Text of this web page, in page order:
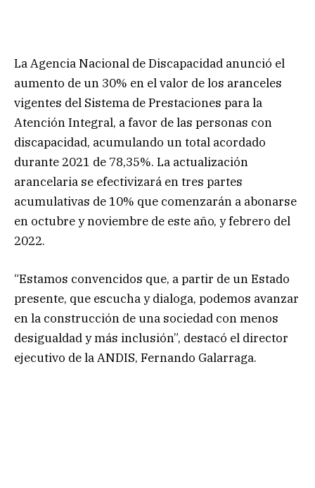
La Agencia Nacional de Discapacidad anunció el
aumento de un 30% en el valor de los aranceles
vigentes del Sistema de Prestaciones para la
Atención Integral, a favor de las personas con
discapacidad, acumulando un total acordado
durante 2021 de 78,35%. La actualización
arancelaria se efectivizará en tres partes
acumulativas de 10% que comenzarán a abonarse
en octubre y noviembre de este año, y febrero del
2022.
“Estamos convencidos que, a partir de un Estado
presente, que escucha y dialoga, podemos avanzar
en la construcción de una sociedad con menos
desigualdad y más inclusión”, destacó el director
ejecutivo de la ANDIS, Fernando Galarraga.